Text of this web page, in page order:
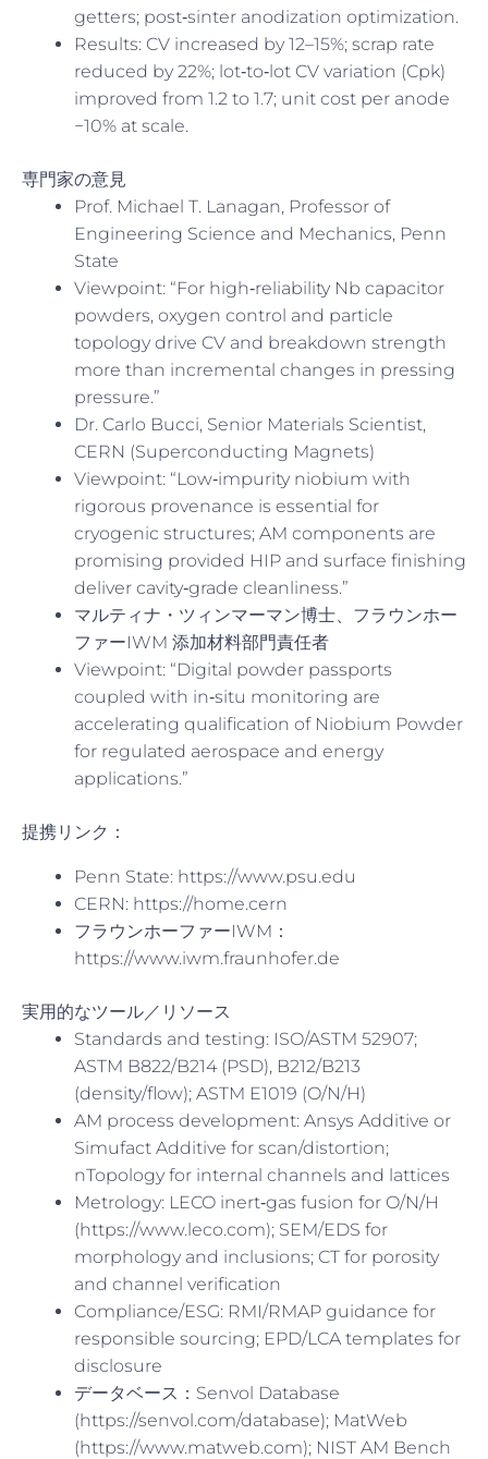
getters; post‑sinter anodization optimization.
Results: CV increased by 12–15%; scrap rate
reduced by 22%; lot‑to‑lot CV variation (Cpk)
improved from 1.2 to 1.7; unit cost per anode
−10% at scale.
専門家の意見
Prof. Michael T. Lanagan, Professor of
Engineering Science and Mechanics, Penn
State
Viewpoint: “For high‑reliability Nb capacitor
powders, oxygen control and particle
topology drive CV and breakdown strength
more than incremental changes in pressing
pressure.”
Dr. Carlo Bucci, Senior Materials Scientist,
CERN (Superconducting Magnets)
Viewpoint: “Low‑impurity niobium with
rigorous provenance is essential for
cryogenic structures; AM components are
promising provided HIP and surface finishing
deliver cavity‑grade cleanliness.”
マルティナ・ツィンマーマン博士、フラウンホー
ファーIWM 添加材料部門責任者
Viewpoint: “Digital powder passports
coupled with in‑situ monitoring are
accelerating qualification of Niobium Powder
for regulated aerospace and energy
applications.”
提携リンク：
Penn State: https://www.psu.edu
CERN: https://home.cern
フラウンホーファーIWM：
https://www.iwm.fraunhofer.de
実用的なツール／リソース
Standards and testing: ISO/ASTM 52907;
ASTM B822/B214 (PSD), B212/B213
(density/flow); ASTM E1019 (O/N/H)
AM process development: Ansys Additive or
Simufact Additive for scan/distortion;
nTopology for internal channels and lattices
Metrology: LECO inert‑gas fusion for O/N/H
(https://www.leco.com); SEM/EDS for
morphology and inclusions; CT for porosity
and channel verification
Compliance/ESG: RMI/RMAP guidance for
responsible sourcing; EPD/LCA templates for
disclosure
データベース：Senvol Database
(https://senvol.com/database); MatWeb
(https://www.matweb.com); NIST AM Bench